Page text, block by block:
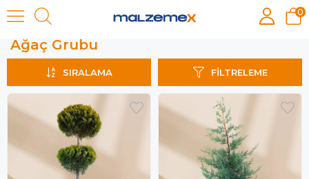
0
Ağaç Grubu
Ağaç Grubu
FILTRELEME
SIRALAMA